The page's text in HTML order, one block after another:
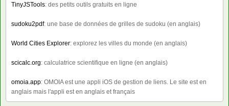
TinyJSTools: des petits outils gratuits en ligne
sudoku2pdf: une base de données de grilles de sudoku (en anglais)
World Cities Explorer: explorez les villes du monde (en anglais)
scicalc.org: calculatrice scientifique en ligne (en anglais)
omoia.app: OMOIA est une appli iOS de gestion de liens. Le site est en
anglais mais l'appli est en anglais et français